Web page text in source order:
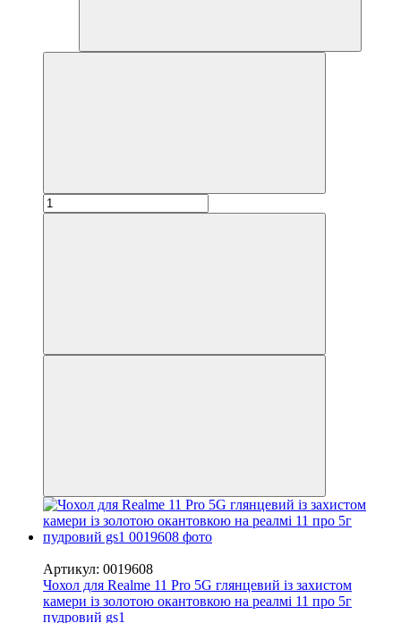
Артикул: 0019608
Чохол для Realme 11 Pro 5G глянцевий із захистом
камери із золотою окантовкою на реалмі 11 про 5г
пудровий gs1